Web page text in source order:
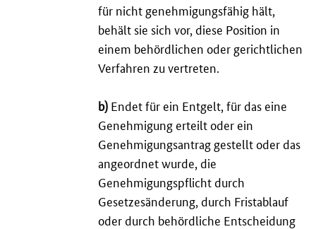
für nicht genehmigungsfähig hält,
behält sie sich vor, diese Position in
einem behördlichen oder gerichtlichen
Verfahren zu vertreten.
b) Endet für ein Entgelt, für das eine
Genehmigung erteilt oder ein
Genehmigungsantrag gestellt oder das
angeordnet wurde, die
Genehmigungspflicht durch
Gesetzesänderung, durch Fristablauf
oder durch behördliche Entscheidung